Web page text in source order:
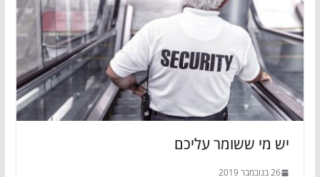
יש מי ששומר עליכם
26 בנובמבר 2019